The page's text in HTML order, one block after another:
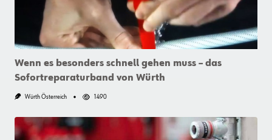
Wenn es besonders schnell gehen muss – das
Sofortreparaturband von Würth
Würth Österreich 1490